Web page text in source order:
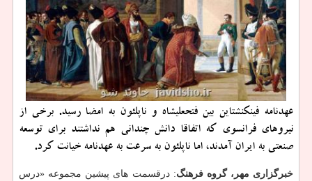
عهدنامه فینكنشتاین بین فتحعلیشاه و ناپلئون به امضا رسید. برخی از
نیروهای فرانسوی كه اتفاقا دانش چندانی هم نداشتند برای توسعه
صنعتی به ایران آمدند، اما ناپلئون به سرعت به عهدنامه خیانت كرد.
خبرگزاری مهر، گروه فرهنگ: درقسمت های پیشین مجموعه «درس